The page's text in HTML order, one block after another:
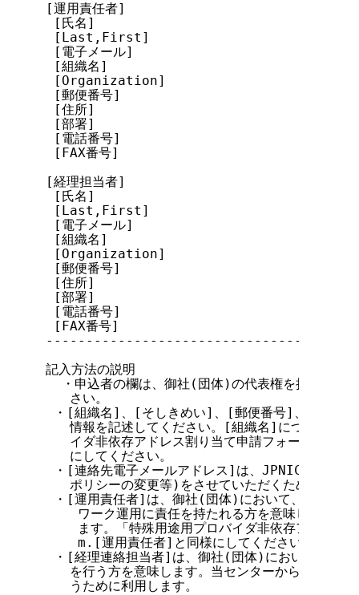
[運用責任者]
[氏名]
[Last,First]
[電子メール]
[組織名]
[Organization]
[郵便番号]
[住所]
[部署]
[電話番号]
[FAX番号]
[経理担当者]
[氏名]
[Last,First]
[電子メール]
[組織名]
[Organization]
[郵便番号]
[住所]
[部署]
[電話番号]
[FAX番号]
記入方法の説明
・申込者の欄は、御社(団体)の代表権を持つ方の
   さい。
・[組織名]、[そしきめい]、[郵便番号]、[住所]は
情報を記述してください。[組織名]につきまして
イダ非依存アドレス割り当て申請フォーム」の
   にしてください。
・[連絡先電子メールアドレス]は、JPNICからの各
ポリシーの変更等)をさせていただくために使用
・[運用責任者]は、御社(団体)において、 JPNIC
ワーク運用に責任を持たれる方を意味します。
ます。「特殊用途用プロバイダ非依存アドレス
    m.[運用責任者]と同様にしてください。
・[経理連絡担当者]は、御社(団体)において、当セ
を行う方を意味します。当センターから経理的な
   うために利用します。